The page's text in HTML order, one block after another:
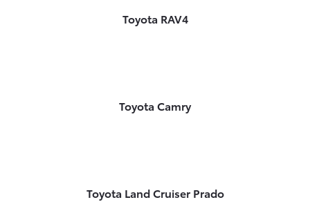
Toyota RAV4
Toyota Camry
Toyota Land Cruiser Prado